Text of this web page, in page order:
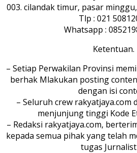
003. cilandak timur, pasar
Tlp : 021
Whatsapp :
Ketentuan.
– Setiap Perwakilan Provinsi
berhak Mlakukan posting
dengan isi
– Seluruh crew rakyatjaya.com
menjunjung tinggi Kode
– Redaksi rakyatjaya.com,
kepada semua pihak yang telah
tugas